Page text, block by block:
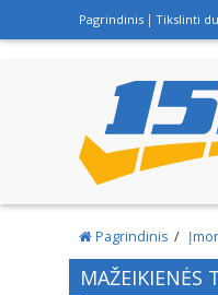
Pagrindinis Tikslinti
Pagrindinis
MAŽEIKIENĖS